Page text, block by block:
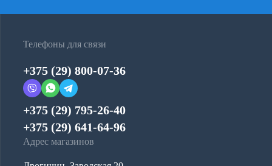
Телефоны для связи
+375 (29) 800-07-36
+375 (29) 795-26-40
+375 (29) 641-64-96
Адрес магазинов